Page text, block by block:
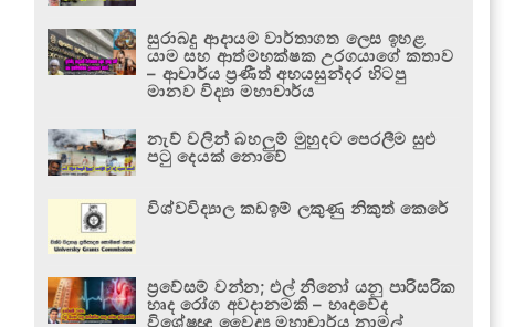
සුරාබදු ආදායම වාර්තාගත ලෙස ඉහළ
යාම සහ ආත්මභක්ෂක උරගයාගේ කතාව
– ආචාර්ය ප්‍රණීත් අභයසුන්දර හිටපු
මානව විද්‍යා මහාචාර්ය
නැව් වලින් බහලුම් මුහුදට පෙරලීම සුළු
පටු දෙයක් නොවේ
විශ්වවිද්‍යාල කඩඉම් ලකුණු නිකුත් කෙරේ
ප්‍රවේසම් වන්න; එල් නිනෝ යනු පාරිසරික
හෘද රෝග අවදානමකි – හෘදවේද
විශේෂඥ වෛද්‍ය මහාචාර්ය නාමල්